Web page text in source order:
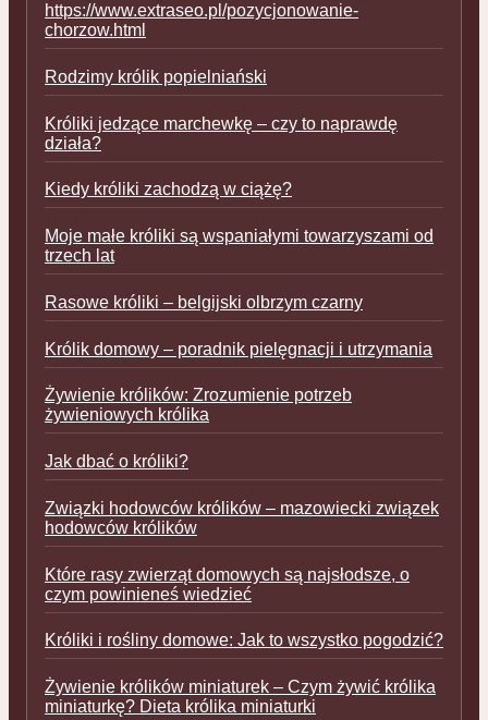
https://www.extraseo.pl/pozycjonowanie-
chorzow.html
Rodzimy królik popielniański
Króliki jedzące marchewkę – czy to naprawdę
działa?
Kiedy króliki zachodzą w ciążę?
Moje małe króliki są wspaniałymi towarzyszami od
trzech lat
Rasowe króliki – belgijski olbrzym czarny
Królik domowy – poradnik pielęgnacji i utrzymania
Żywienie królików: Zrozumienie potrzeb
żywieniowych królika
Jak dbać o króliki?
Związki hodowców królików – mazowiecki związek
hodowców królików
Które rasy zwierząt domowych są najsłodsze, o
czym powinieneś wiedzieć
Króliki i rośliny domowe: Jak to wszystko pogodzić?
Żywienie królików miniaturek – Czym żywić królika
miniaturkę? Dieta królika miniaturki